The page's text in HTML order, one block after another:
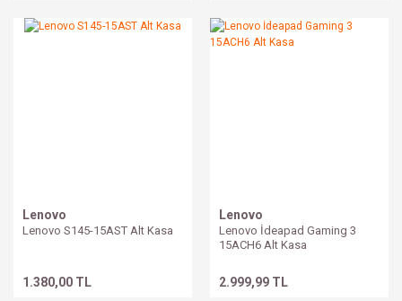
Lenovo
Lenovo S145-15AST Alt Kasa
1.380,00 TL
Lenovo
Lenovo İdeapad Gaming 3
15ACH6 Alt Kasa
2.999,99 TL